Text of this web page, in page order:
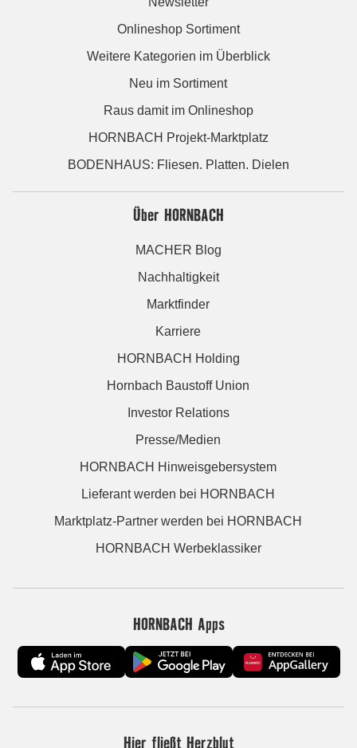
Onlineshop Sortiment
Weitere Kategorien im Überblick
Neu im Sortiment
Raus damit im Onlineshop
HORNBACH Projekt-Marktplatz
BODENHAUS: Fliesen. Platten. Dielen
Über HORNBACH
MACHER Blog
Nachhaltigkeit
Marktfinder
Karriere
HORNBACH Holding
Hornbach Baustoff Union
Investor Relations
Presse/Medien
HORNBACH Hinweisgebersystem
Lieferant werden bei HORNBACH
Marktplatz-Partner werden bei HORNBACH
HORNBACH Werbeklassiker
HORNBACH Apps
Hier fließt Herzblut